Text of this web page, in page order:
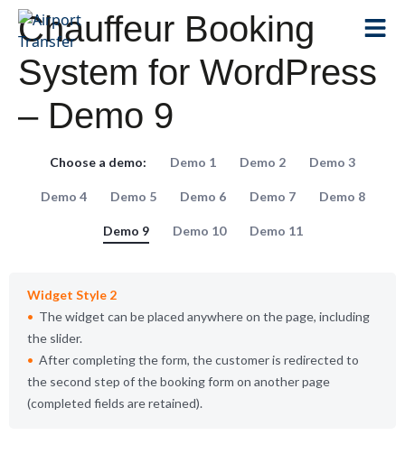
Chauffeur Booking
System for WordPress
– Demo 9
Choose a demo: Demo 1 Demo 2 Demo 3
Demo 4 Demo 5 Demo 6 Demo 7 Demo 8
Demo 9 Demo 10 Demo 11
Widget Style 2
The widget can be placed anywhere on the page, including
the slider.
After completing the form, the customer is redirected to
the second step of the booking form on another page
(completed fields are retained).